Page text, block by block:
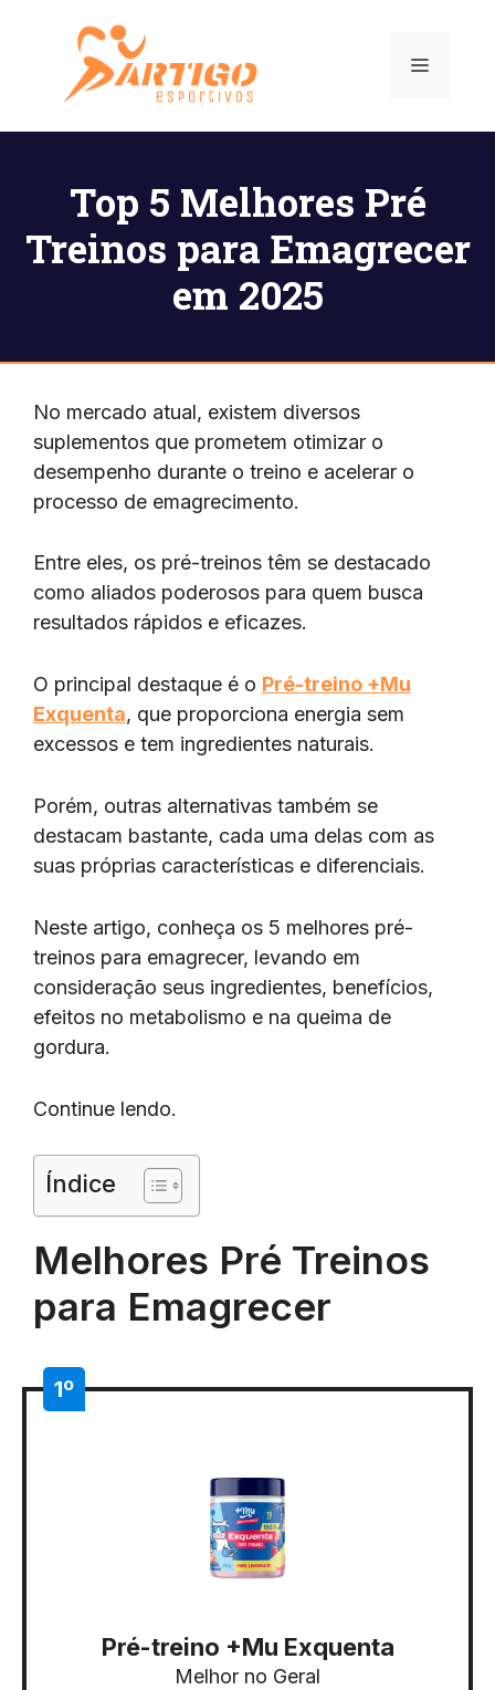
conteúdo
Menu
Top 5 Melhores Pré
Treinos para Emagrecer
em 2025
No mercado atual, existem diversos
suplementos que prometem otimizar o
desempenho durante o treino e acelerar o
processo de emagrecimento.
Entre eles, os pré-treinos têm se destacado
como aliados poderosos para quem busca
resultados rápidos e eficazes.
O principal destaque é o Pré-treino +Mu
Exquenta, que proporciona energia sem
excessos e tem ingredientes naturais.
Porém, outras alternativas também se
destacam bastante, cada uma delas com as
suas próprias características e diferenciais.
Neste artigo, conheça os 5 melhores pré-
treinos para emagrecer, levando em
consideração seus ingredientes, benefícios,
efeitos no metabolismo e na queima de
gordura.
Continue lendo.
Índice
Melhores Pré Treinos
para Emagrecer
1º
Pré-treino +Mu Exquenta
Melhor no Geral